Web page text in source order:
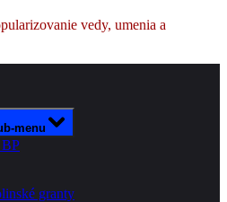
vedy, umenia a
menu
granty